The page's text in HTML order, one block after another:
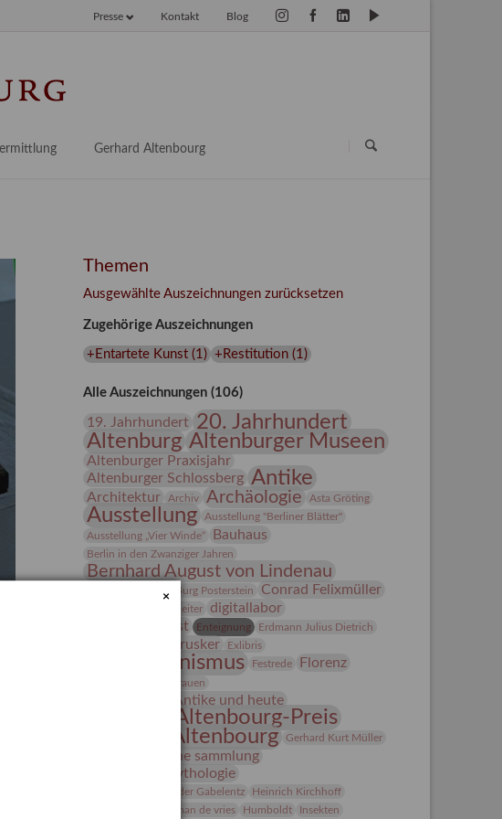
Blog
Kontakt
Presse
Gerhard Altenbourg
Themen
Ausgewählte Auszeichnungen zurücksetzen
Zugehörige Auszeichnungen
+Entartete Kunst(1 ) +Restitution(1 )
Alle Auszeichnungen (106)
19. Jahrhundert 20. Jahrhundert
Altenburg Altenburger Museen
Altenburger Praxisjahr
Altenburger Schlossberg Antike
Architektur Archiv Archäologie Asta Gröting
Ausstellung
Ausstellung "Berliner Blätter"
Ausstellung „Vier Winde“
Bauhaus
Berlin in den Zwanziger Jahren
Bernhard August von Lindenau
Bibliothek
Burg Posterstein Conrad Felixmüller
Der Blaue Reiter
digitallabor
Entartete Kunst
Enteignung
Erdmann Julius Dietrich
estrusker Exlibris
Expressionismus Festrede Florenz
frauen
Frauen in der Antike und heute
Gerhard-Altenbourg-Preis
Gerhard Altenbourg
Gerhard Kurt Müller
grafische sammlung
griechische Mythologie
Hanns-Conon von der Gabelentz Heinrich Kirchhoff
herman de vries Humboldt
Insekten
×